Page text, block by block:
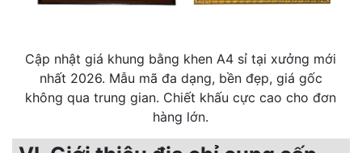
Cập nhật giá khung bằng khen A4 sỉ tại xưởng mới
nhất 2026. Mẫu mã đa dạng, bền đẹp, giá gốc
không qua trung gian. Chiết khấu cực cao cho đơn
hàng lớn.